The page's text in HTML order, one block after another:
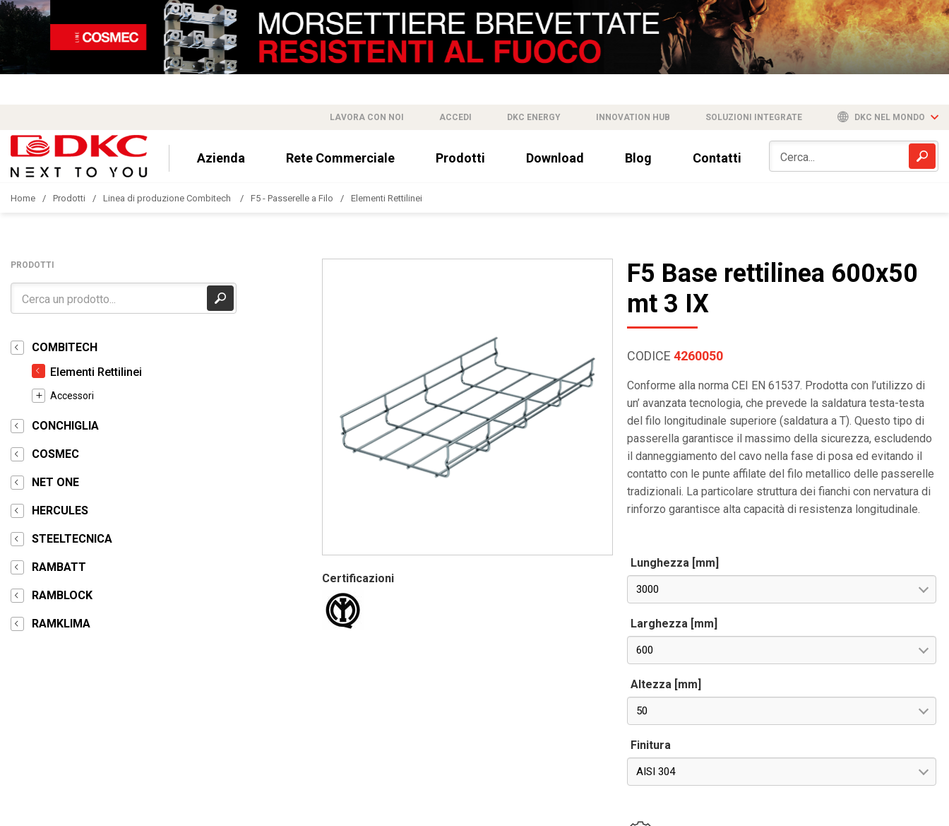
LAVORA CON NOI ACCEDI DKC ENERGY INNOVATION HUB SOLUZIONI INTEGRATE DKC NEL MONDO
Azienda Rete Commerciale Prodotti Download Blog Contatti
Home Prodotti Linea di produzione Combitech F5 - Passerelle a Filo Elementi Rettilinei
PRODOTTI
COMBITECH
Elementi Rettilinei
Accessori
CONCHIGLIA
COSMEC
NET ONE
HERCULES
STEELTECNICA
RAMBATT
RAMBLOCK
RAMKLIMA
Certificazioni
F5 Base rettilinea 600x50
mt 3 IX
CODICE4260050
Conforme alla norma CEI EN 61537. Prodotta con l’utilizzo di
un’ avanzata tecnologia, che prevede la saldatura testa-testa
del filo longitudinale superiore (saldatura a T). Questo tipo di
passerella garantisce il massimo della sicurezza, escludendo
il danneggiamento del cavo nella fase di posa ed evitando il
contatto con le punte affilate del filo metallico delle passerelle
tradizionali. La particolare struttura dei fianchi con nervatura di
rinforzo garantisce alta capacità di resistenza longitudinale.
Lunghezza [mm]
3000
Larghezza [mm]
600
Altezza [mm]
50
Finitura
AISI 304